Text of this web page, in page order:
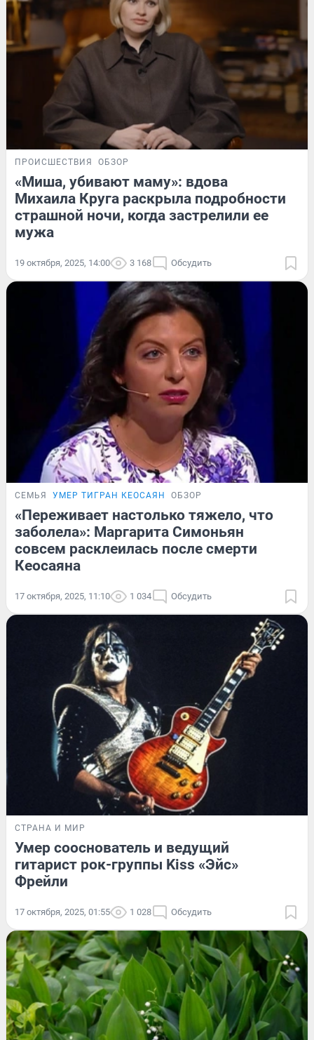
ПРОИСШЕСТВИЯ ОБЗОР
«Миша, убивают маму»: вдова
Михаила Круга раскрыла подробности
страшной ночи, когда застрелили ее
мужа
19 октября, 2025, 14:00 3 168 Обсудить
СЕМЬЯ УМЕР ТИГРАН КЕОСАЯН ОБЗОР
«Переживает настолько тяжело, что
заболела»: Маргарита Симоньян
совсем расклеилась после смерти
Кеосаяна
17 октября, 2025, 11:10 1 034 Обсудить
СТРАНА И МИР
Умер сооснователь и ведущий
гитарист рок-группы Kiss «Эйс»
Фрейли
17 октября, 2025, 01:55 1 028 Обсудить